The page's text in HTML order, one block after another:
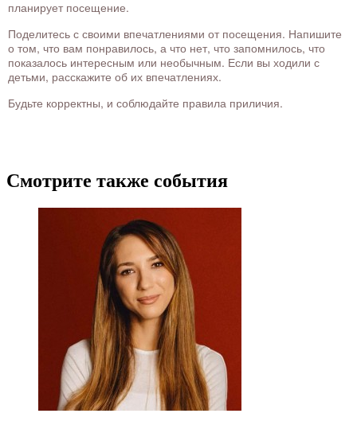
планирует посещение.
Поделитесь с своими впечатлениями от посещения. Напишите
о том, что вам понравилось, а что нет, что запомнилось, что
показалось интересным или необычным. Если вы ходили с
детьми, расскажите об их впечатлениях.
Будьте корректны, и соблюдайте правила приличия.
Смотрите также события